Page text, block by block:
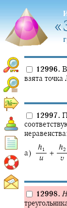
«
«
12996.
взята точка
12997.
неравенства:
а) ‍
h 1
u
+ ‍
h2
v
12998.